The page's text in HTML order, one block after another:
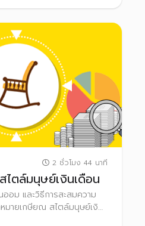
2 ชั่วโมง 44 นาที
ตล์มนุษย์เงินเดือน
ออม และวิธีการสะสมความ
หมายเกษียณ สไตล์มนุษย์เงิน